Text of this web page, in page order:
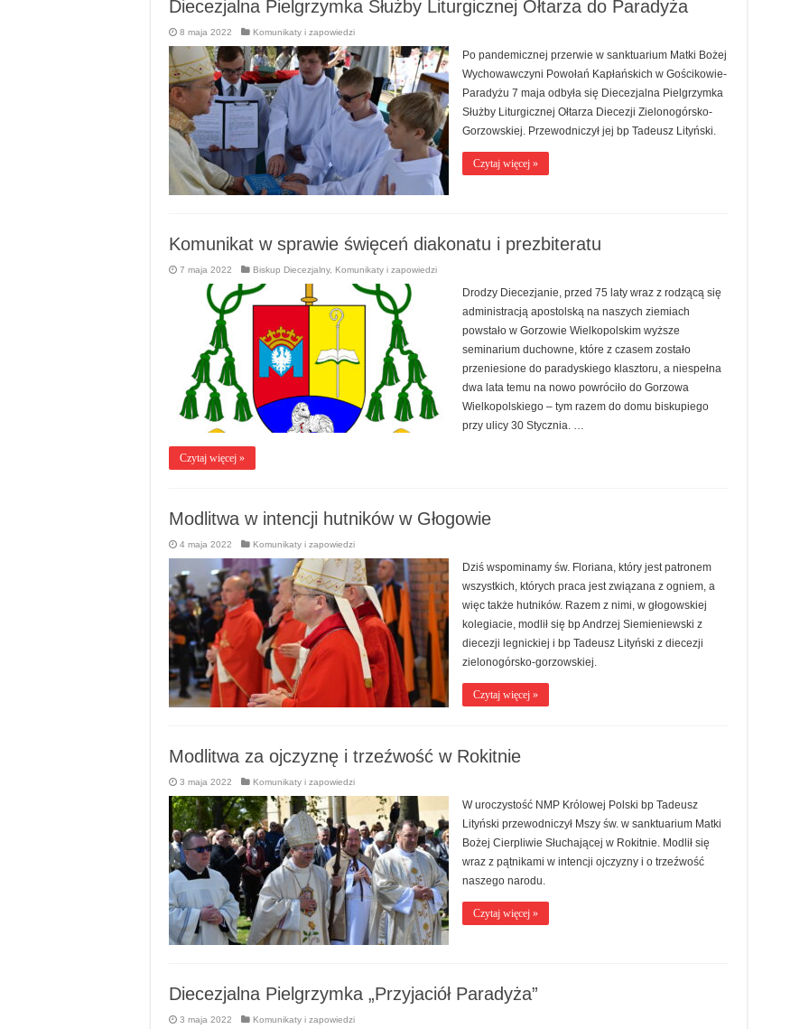
Diecezjalna Pielgrzymka Służby Liturgicznej Ołtarza do Paradyża
8 maja 2022 Komunikaty i zapowiedzi
Po pandemicznej przerwie w sanktuarium Matki Bożej
Wychowawczyni Powołań Kapłańskich w Gościkowie-
Paradyżu 7 maja odbyła się Diecezjalna Pielgrzymka
Służby Liturgicznej Ołtarza Diecezji Zielonogórsko-
Gorzowskiej. Przewodniczył jej bp Tadeusz Lityński.
Czytaj więcej »
Komunikat w sprawie święceń diakonatu i prezbiteratu
7 maja 2022 Biskup Diecezjalny, Komunikaty i zapowiedzi
Drodzy Diecezjanie, przed 75 laty wraz z rodzącą się
administracją apostolską na naszych ziemiach
powstało w Gorzowie Wielkopolskim wyższe
seminarium duchowne, które z czasem zostało
przeniesione do paradyskiego klasztoru, a niespełna
dwa lata temu na nowo powróciło do Gorzowa
Wielkopolskiego – tym razem do domu biskupiego
przy ulicy 30 Stycznia. …
Czytaj więcej »
Modlitwa w intencji hutników w Głogowie
4 maja 2022 Komunikaty i zapowiedzi
Dziś wspominamy św. Floriana, który jest patronem
wszystkich, których praca jest związana z ogniem, a
więc także hutników. Razem z nimi, w głogowskiej
kolegiacie, modlił się bp Andrzej Siemieniewski z
diecezji legnickiej i bp Tadeusz Lityński z diecezji
zielonogórsko-gorzowskiej.
Czytaj więcej »
Modlitwa za ojczyznę i trzeźwość w Rokitnie
3 maja 2022 Komunikaty i zapowiedzi
W uroczystość NMP Królowej Polski bp Tadeusz
Lityński przewodniczył Mszy św. w sanktuarium Matki
Bożej Cierpliwie Słuchającej w Rokitnie. Modlił się
wraz z pątnikami w intencji ojczyzny i o trzeźwość
naszego narodu.
Czytaj więcej »
Diecezjalna Pielgrzymka „Przyjaciół Paradyża”
3 maja 2022 Komunikaty i zapowiedzi